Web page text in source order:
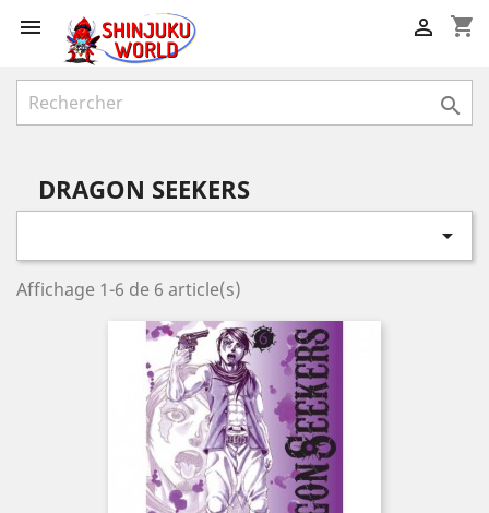
 shopping_cart


DRAGON SEEKERS

Affichage 1-6 de 6 article(s)